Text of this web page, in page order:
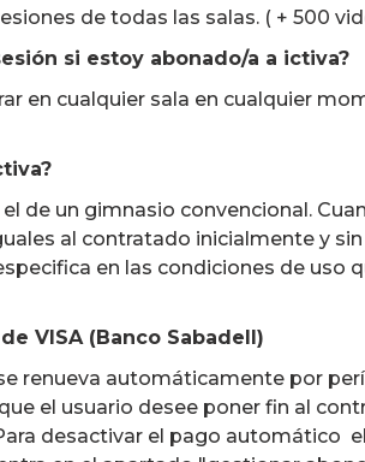
de todas las salas. ( + 500
si estoy abonado/a a ictiva?
en cualquier sala en cualquier
de un gimnasio convencional.
al contratado inicialmente y
en las condiciones de uso
VISA (Banco Sabadell)
renueva automáticamente por
el usuario desee poner fin al
desactivar el pago automático